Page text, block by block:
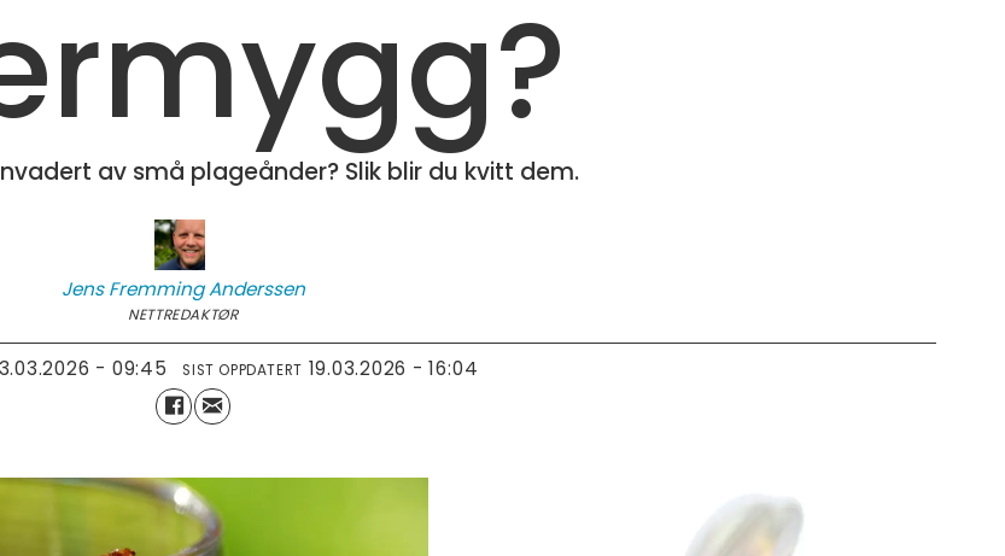
av små plageånder? Slik blir du kvitt dem.
Jens FremmingAnderssen
NETTREDAKTØR
13.03.2026 - 09:45 SIST OPPDATERT 19.03.2026 - 16:04